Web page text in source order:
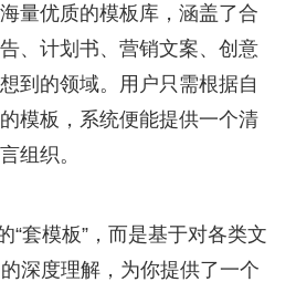
量优质的模板库，涵盖了合
、计划书、营销文案、创意
到的领域。用户只需根据自
模板，系统便能提供一个清
组织。
“套模板”，而是基于对各类文
深度理解，为你提供了一个